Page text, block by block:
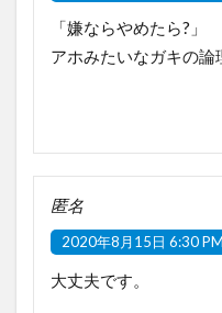
「嫌ならやめたら?」
アホみたいなガキの論
匿名
2020年8月15日 6:30 PM
大丈夫です。